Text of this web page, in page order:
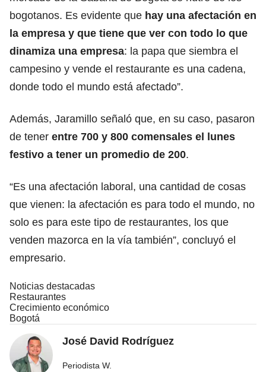
bogotanos. Es evidente que hay una afectación en
la empresa y que tiene que ver con todo lo que
dinamiza una empresa: la papa que siembra el
campesino y vende el restaurante es una cadena,
donde todo el mundo está afectado”.
Además, Jaramillo señaló que, en su caso, pasaron
de tener entre 700 y 800 comensales el lunes
festivo a tener un promedio de 200.
“Es una afectación laboral, una cantidad de cosas
que vienen: la afectación es para todo el mundo, no
solo es para este tipo de restaurantes, los que
venden mazorca en la vía también”, concluyó el
empresario.
Noticias destacadas
Restaurantes
Crecimiento económico
Bogotá
José David Rodríguez
Periodista W.